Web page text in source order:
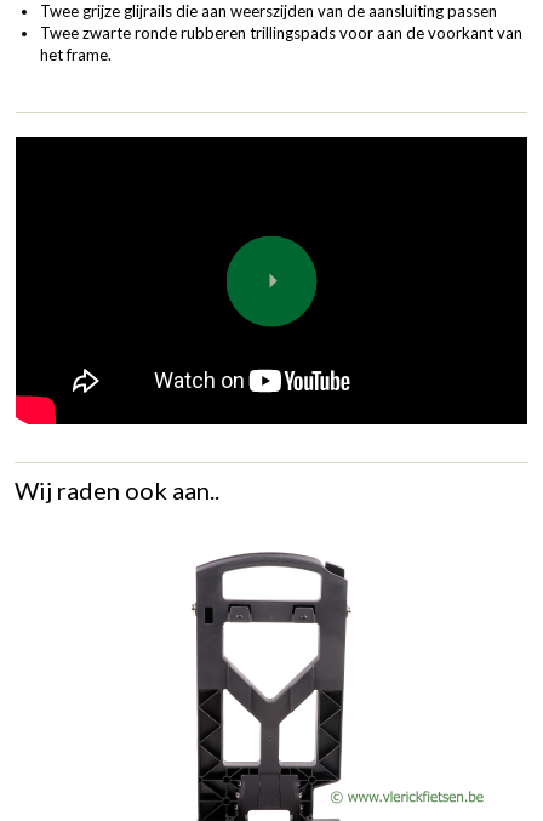
Twee grijze glijrails die aan weerszijden van de aansluiting passen
Twee zwarte ronde rubberen trillingspads voor aan de voorkant van
het frame.
Wij raden ook aan..